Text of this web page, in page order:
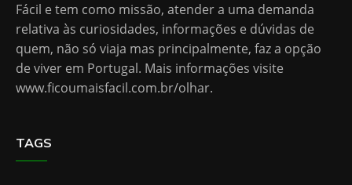
Fácil e tem como missão, atender a uma demanda
relativa às curiosidades, informações e dúvidas de
quem, não só viaja mas principalmente, faz a opção
de viver em Portugal. Mais informações visite
www.ficoumaisfacil.com.br/olhar.
TAGS